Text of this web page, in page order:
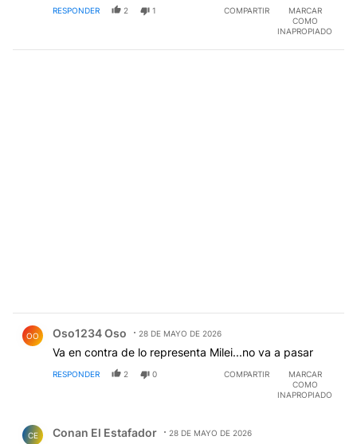
RESPONDER 2 1 COMPARTIR
MARCAR
COMO
INAPROPIADO
OO Oso1234 Oso 28 DE MAYO DE 2026
Va en contra de lo representa Milei...no va a pasar
RESPONDER 2 0 COMPARTIR
MARCAR
COMO
INAPROPIADO
CE Conan El Estafador 28 DE MAYO DE 2026